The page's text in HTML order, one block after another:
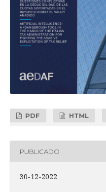
PDF HTML
PUBLICADO
30-12-2022